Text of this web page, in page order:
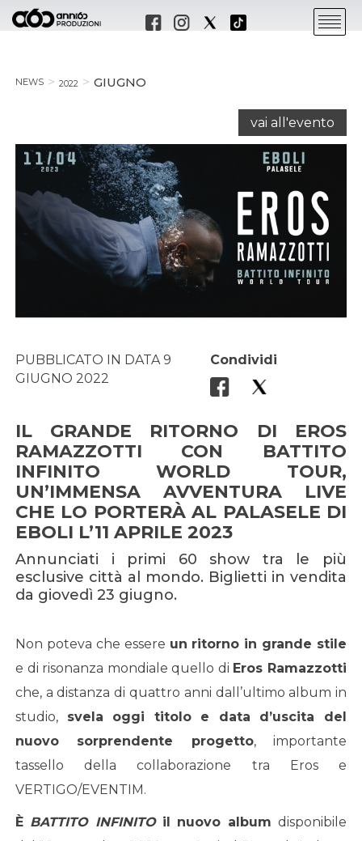
NEWS 2022 GIUGNO
vai all'evento
PUBBLICATO IN DATA 9
GIUGNO 2022
Condividi
IL GRANDE RITORNO DI EROS
RAMAZZOTTI CON BATTITO
INFINITO WORLD TOUR,
UN’IMMENSA AVVENTURA LIVE
CHE LO PORTERÀ AL PALASELE DI
EBOLI L’11 APRILE 2023
Annunciati i primi 60 show tra le più
esclusive città al mondo. Biglietti in vendita
da giovedì 23 giugno.
Non poteva che essere un ritorno in grande stile
e di risonanza mondiale quello di Eros Ramazzotti
che, a distanza di quattro anni dall’ultimo album in
studio, svela oggi titolo e data d’uscita del
nuovo sorprendente progetto, importante
tassello della collaborazione tra Eros e
VERTIGO/EVENTIM.
È BATTITO INFINITO il nuovo albumdisponibile